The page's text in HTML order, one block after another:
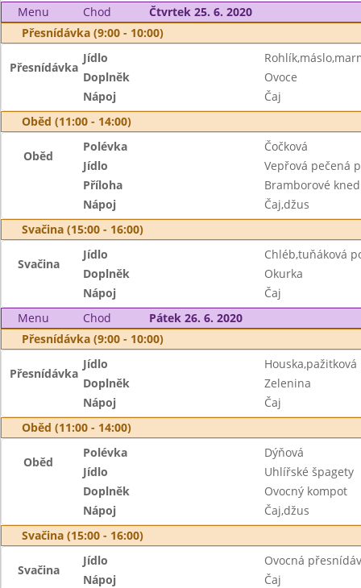
Menu Chod
Čtvrtek 25. 6. 2020
Přesnídávka (9:00 - 10:00)
Přesnídávka
Jídlo
Doplněk
Ovoce
Nápoj
Čaj
Oběd (11:00 - 14:00)
Oběd
Polévka
Čočková
Jídlo
Vepřová pečená
Příloha
Bramborové
Nápoj
Čaj,džus
Svačina (15:00 - 16:00)
Svačina
Jídlo
Chléb,tuňáková
Doplněk
Okurka
Nápoj
Čaj
Menu
Chod
Pátek 26. 6. 2020
Přesnídávka (9:00 - 10:00)
Přesnídávka
Jídlo
Doplněk
Zelenina
Nápoj
Čaj
Oběd (11:00 - 14:00)
Oběd
Polévka
Dýňová
Jídlo
Uhlířské špagety
Doplněk
Ovocný kompot
Nápoj
Čaj,džus
Svačina (15:00 - 16:00)
Svačina
Jídlo
Ovocná
Nápoj
Čaj